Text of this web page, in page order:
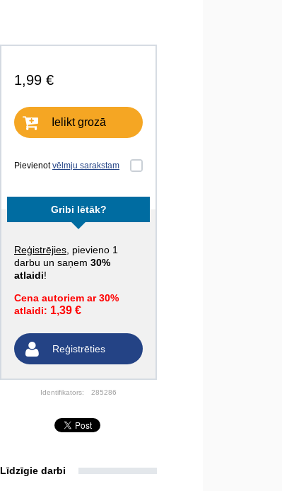
1,99 €
Ielikt grozā
Pievienotvēlmju sarakstam
Gribi lētāk?
Reģistrējies , pievieno 1
darbu un saņem 30%
atlaidi!
Cena autoriem ar 30%
atlaidi: 1,39 €
Reģistrēties
Identifikators: 285286
Līdzīgie darbi